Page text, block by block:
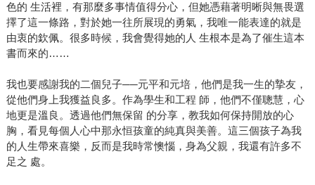
色的 生活裡，有那麼多事情值得分心，但她憑藉著明晰與無畏選
擇了這一條路，對於她一往所展現的勇氣，我唯一能表達的就是
由衷的欽佩。很多時候，我會覺得她的人 生根本是為了催生這本
書而來的……
我也要感謝我的二個兒子──元平和元培，他們是我一生的摯友，
從他們身上我獲益良多。作為學生和工程 師，他們不僅聰慧，心
地更是溫良。透過他們無保留 的分享，教我如何保持開放的心
胸，看見每個人心中那永恒孩童的純真與美善。這三個孩子為我
的人生帶來喜樂，反而是我時常懊惱，身為父親，我還有許多不
足之 處。